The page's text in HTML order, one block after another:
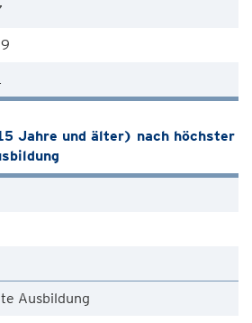
Jahre und älter) nach höchster
Ausbildung